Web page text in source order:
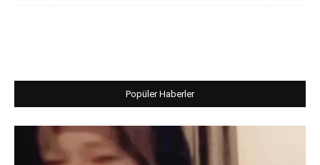
Popüler Haberler